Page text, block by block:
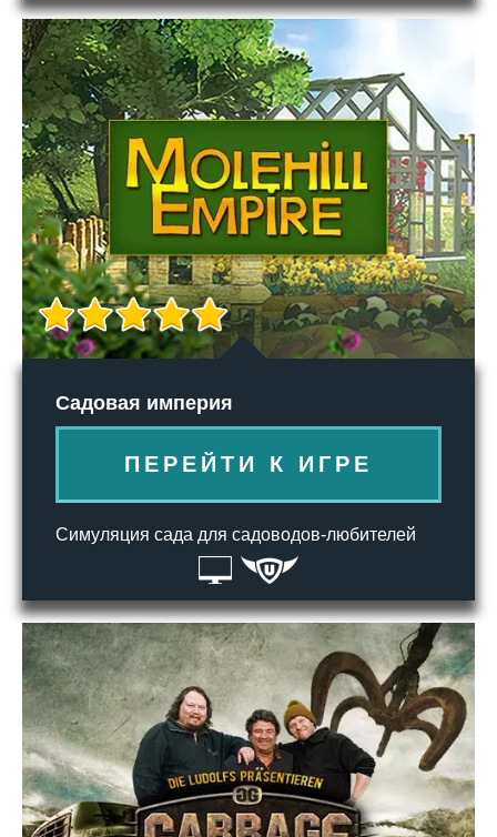
Садовая империя
ПЕРЕЙТИ К ИГРЕ
Симуляция сада для садоводов-любителей